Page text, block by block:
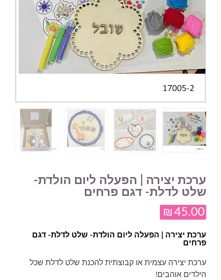
ערכת יצירה | הפעלה ליום הולדת-
שלט לדלת- דגם פרחים
₪ 45.00
ערכת יצירה | הפעלה ליום הולדת- שלט לדלת- דגם
פרחים
ערכת יצירה עצמית או קבוצתית להכנת שלט לדלת שכל
הילדים אוהבים!